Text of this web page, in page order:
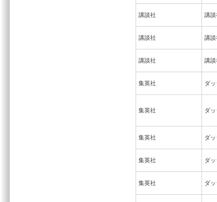
講談社 講
講談社 講
講談社 講
集英社 ダ
集英社 ダ
集英社 ダ
集英社 ダ
集英社 ダ